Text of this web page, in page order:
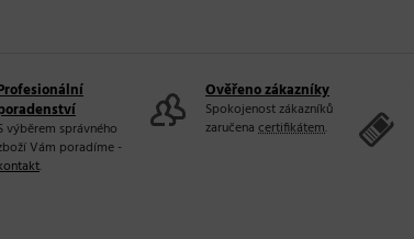
výběrem správného
Vám poradíme -
.
Ověřeno zákazníky
Spokojenost zákazníků
zaručena certifikátem.